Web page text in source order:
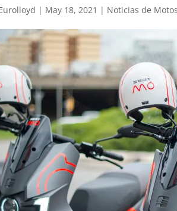
| May 18, 2021 | Noticias de Motos